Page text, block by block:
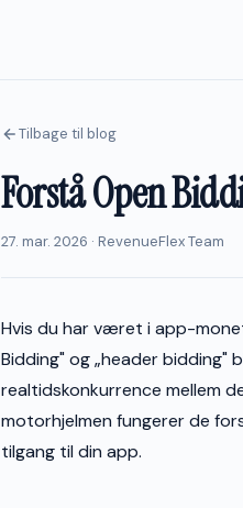
Tilbage til blog
Forstå Open
27. mar. 2026 · RevenueFlex Team
Hvis du har været i app-
Bidding" og „header
realtidskonkurrence mellem
motorhjelmen fungerer de
tilgang til din app.